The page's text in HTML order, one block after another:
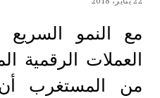
مع النمو
العملات الرقمية